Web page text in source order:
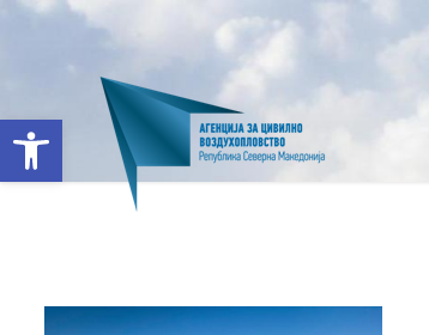
Open toolbar